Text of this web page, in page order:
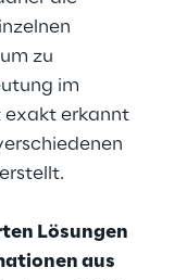
zu
im
exakt erkannt
Lösungen
aus